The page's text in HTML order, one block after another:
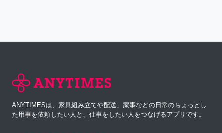
ANYTIMESは、家具組み立てや配送、家事などの日常のちょっとし
た用事を依頼したい人と、仕事をしたい人をつなげるアプリです。